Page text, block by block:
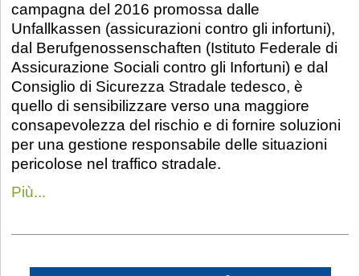
campagna del 2016 promossa dalle
Unfallkassen (assicurazioni contro gli infortuni),
dal Berufgenossenschaften (Istituto Federale di
Assicurazione Sociali contro gli Infortuni) e dal
Consiglio di Sicurezza Stradale tedesco, è
quello di sensibilizzare verso una maggiore
consapevolezza del rischio e di fornire soluzioni
per una gestione responsabile delle situazioni
pericolose nel traffico stradale.
Più...